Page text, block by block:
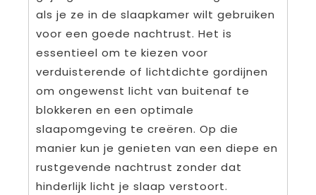
als je ze in de slaapkamer wilt gebruiken
voor een goede nachtrust. Het is
essentieel om te kiezen voor
verduisterende of lichtdichte gordijnen
om ongewenst licht van buitenaf te
blokkeren en een optimale
slaapomgeving te creëren. Op die
manier kun je genieten van een diepe en
rustgevende nachtrust zonder dat
hinderlijk licht je slaap verstoort.